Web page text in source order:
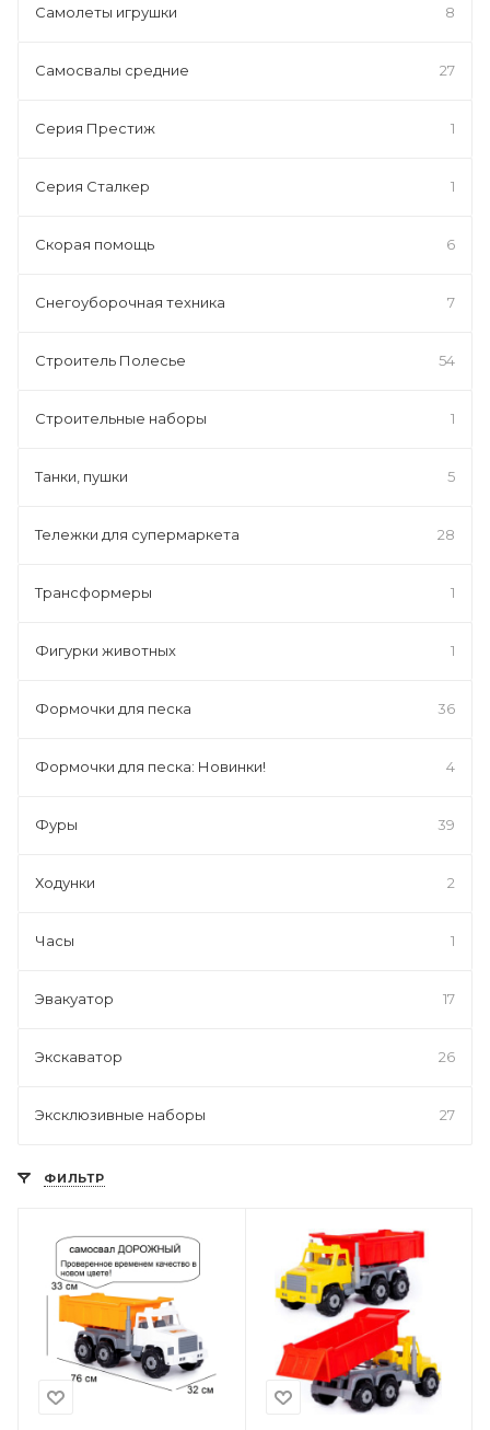
Самолеты игрушки 8
Самосвалы средние 27
Серия Престиж 1
Серия Сталкер 1
Скорая помощь 6
Снегоуборочная техника 7
Строитель Полесье 54
Строительные наборы 1
Танки, пушки 5
Тележки для супермаркета 28
Трансформеры 1
Фигурки животных 1
Формочки для песка 36
Формочки для песка: Новинки! 4
Фуры 39
Ходунки 2
Часы 1
Эвакуатор 17
Экскаватор 26
Эксклюзивные наборы 27
ФИЛЬТР